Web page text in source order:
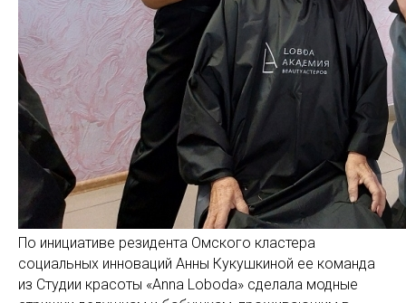
По инициативе резидента Омского кластера
социальных инноваций Анны Кукушкиной ее команда
из Студии красоты «Anna Loboda» сделала модные